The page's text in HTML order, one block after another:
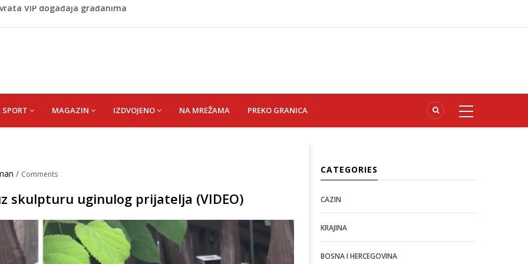
nakon kultnog zamaha nogom: "Nisi bio na njenom
Ljubunčić (Enver) Aldina
VIP događaja građanima
SPORT MAGAZIN IZDVOJENO NA MREŽAMA PREKO GRANICA
/ Comments
skulpturu uginulog prijatelja (VIDEO)
CATEGORIES
CAZIN
KRAJINA
BOSNA I HERCEGOVINA